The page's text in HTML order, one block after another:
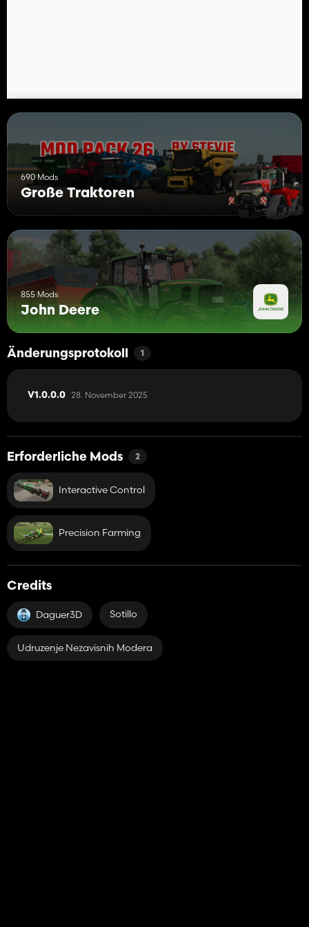
690 Mods
Große Traktoren
855 Mods
John Deere
Änderungsprotokoll 1
V1.0.0.0 28. November 2025
Erforderliche Mods 2
Interactive Control
Precision Farming
Credits
Daguer3D Sotillo
Udruzenje Nezavisnih Modera